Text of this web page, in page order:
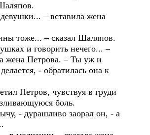
– вставила жена
тоже... – сказал Шаляпов.
и говорить нечего... –
жена Петрова. – Ты уж и
- обратилась она к
Петров, чувствуя в груди
боль.
- дурашливо заорал он, - а